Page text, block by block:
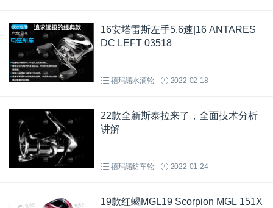
16安塔雷斯左手5.6速|16 ANTARES
DC LEFT 03518
禧玛诺水滴轮 2022-02-18
22款全新斯泰拉来了，全面技术分析
讲解
禧玛诺纺车轮 2022-01-24
19款红蝎MGL19 Scorpion MGL 151X